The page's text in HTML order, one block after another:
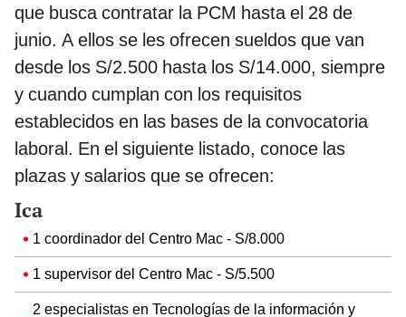
que busca contratar la PCM hasta el 28 de
junio. A ellos se les ofrecen sueldos que van
desde los S/2.500 hasta los S/14.000, siempre
y cuando cumplan con los requisitos
establecidos en las bases de la convocatoria
laboral. En el siguiente listado, conoce las
plazas y salarios que se ofrecen:
Ica
1 coordinador del Centro Mac - S/8.000
1 supervisor del Centro Mac - S/5.500
2 especialistas en Tecnologías de la información y